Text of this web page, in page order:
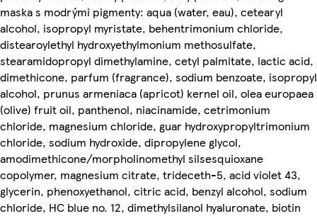
maska s modrými pigmenty: aqua (water, eau), cetearyl
alcohol, isopropyl myristate, behentrimonium chloride,
distearoylethyl hydroxyethylmonium methosulfate,
stearamidopropyl dimethylamine, cetyl palmitate, lactic acid,
dimethicone, parfum (fragrance), sodium benzoate, isopropyl
alcohol, prunus armeniaca (apricot) kernel oil, olea europaea
(olive) fruit oil, panthenol, niacinamide, cetrimonium
chloride, magnesium chloride, guar hydroxypropyltrimonium
chloride, sodium hydroxide, dipropylene glycol,
amodimethicone/morpholinomethyl silsesquioxane
copolymer, magnesium citrate, trideceth-5, acid violet 43,
glycerin, phenoxyethanol, citric acid, benzyl alcohol, sodium
chloride, HC blue no. 12, dimethylsilanol hyaluronate, biotin